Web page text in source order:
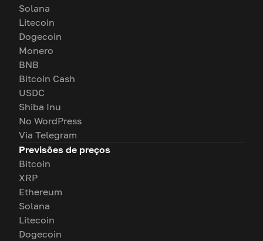
Solana
Litecoin
Dogecoin
Monero
BNB
Bitcoin Cash
USDC
Shiba Inu
No WordPress
Via Telegram
Previsões de preços
Bitcoin
XRP
Ethereum
Solana
Litecoin
Dogecoin